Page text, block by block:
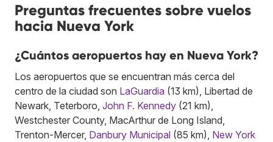
Preguntas frecuentes sobre vuelos
hacia Nueva York
¿Cuántos aeropuertos hay en Nueva York?
Los aeropuertos que se encuentran más cerca del
centro de la ciudad son LaGuardia (13 km), Libertad de
Newark, Teterboro, John F. Kennedy (21 km),
Westchester County, MacArthur de Long Island,
Trenton-Mercer, Danbury Municipal (85 km), New York